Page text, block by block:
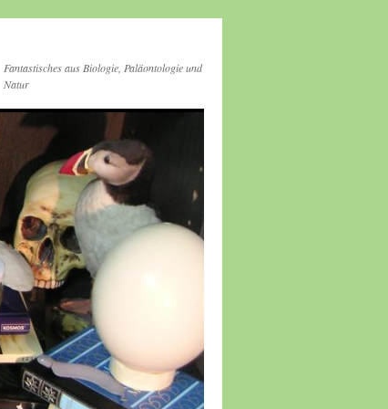
Fantastisches aus Biologie, Paläontologie und
Natur